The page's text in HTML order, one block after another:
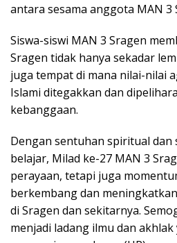
antara sesama anggota MAN 3
Siswa-siswi MAN 3 Sragen
Sragen tidak hanya sekadar
juga tempat di mana nilai-nilai
Islami ditegakkan dan
kebanggaan.
Dengan sentuhan spiritual
belajar, Milad ke-27 MAN 3
perayaan, tetapi juga
berkembang dan
di Sragen dan sekitarnya.
menjadi ladang ilmu dan